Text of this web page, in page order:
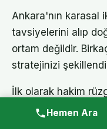
Ankara'nın karasal
tavsiyelerini alıp
ortam değildir.
stratejinizi
İlk olarak hakim
genellikle kuzey ve
Hemen Ara